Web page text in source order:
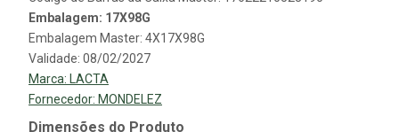
Embalagem: 17X98G
Embalagem Master: 4X17X98G
Validade: 08/02/2027
Marca:
LACTA
Fornecedor: MONDELEZ
Dimensões do Produto